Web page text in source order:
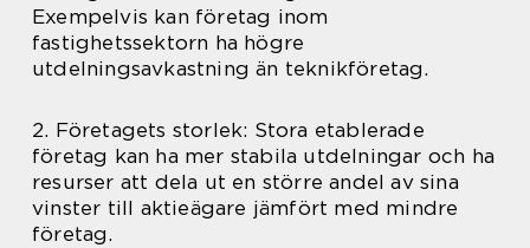
Exempelvis kan företag inom
fastighetssektorn ha högre
utdelningsavkastning än teknikföretag.
2. Företagets storlek: Stora etablerade
företag kan ha mer stabila utdelningar och ha
resurser att dela ut en större andel av sina
vinster till aktieägare jämfört med mindre
företag.